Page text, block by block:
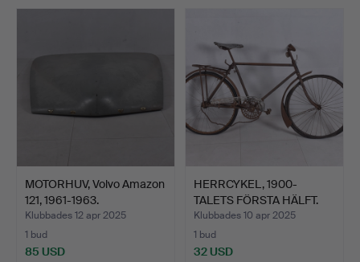
MOTORHUV, Volvo Amazon
121, 1961-1963.
Klubbades 12 apr 2025
1 bud
85 USD
HERRCYKEL, 1900-
TALETS FÖRSTA HÄLFT.
Klubbades 10 apr 2025
1 bud
32 USD